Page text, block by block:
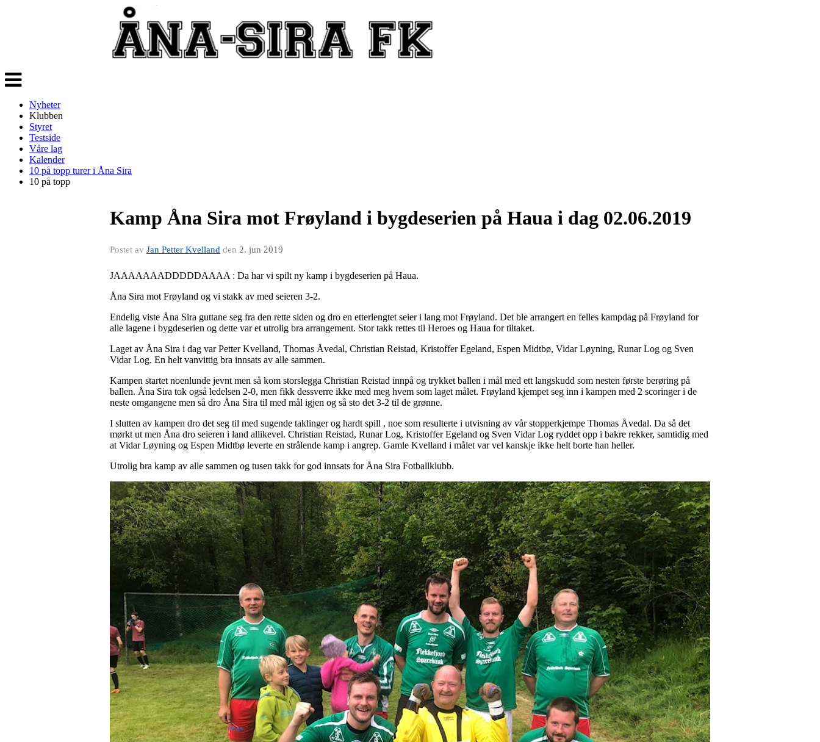
Veksle
navigasjon
Nyheter
Klubben
Styret
Testside
Våre lag
Kalender
10 på topp turer i Åna Sira
10 på topp
Kamp Åna Sira mot Frøyland i bygdeserien på Haua i dag 02.06.2019
Postet av Jan Petter Kvelland den 2. jun 2019
JAAAAAAADDDDDAAAA : Da har vi spilt ny kamp i bygdeserien på Haua.
Åna Sira mot Frøyland og vi stakk av med seieren 3-2.
Endelig viste Åna Sira guttane seg fra den rette siden og dro en etterlengtet seier i lang mot Frøyland. Det ble arrangert en felles kampdag på Frøyland for
alle lagene i bygdeserien og dette var et utrolig bra arrangement. Stor takk rettes til Heroes og Haua for tiltaket.
Laget av Åna Sira i dag var Petter Kvelland, Thomas Åvedal, Christian Reistad, Kristoffer Egeland, Espen Midtbø, Vidar Løyning, Runar Log og Sven
Vidar Log. En helt vanvittig bra innsats av alle sammen.
Kampen startet noenlunde jevnt men så kom storslegga Christian Reistad innpå og trykket ballen i mål med ett langskudd som nesten første berøring på
ballen. Åna Sira tok også ledelsen 2-0, men fikk dessverre ikke med meg hvem som laget målet. Frøyland kjempet seg inn i kampen med 2 scoringer i de
neste omgangene men så dro Åna Sira til med mål igjen og så sto det 3-2 til de grønne.
I slutten av kampen dro det seg til med sugende taklinger og hardt spill , noe som resulterte i utvisning av vår stopperkjempe Thomas Åvedal. Da så det
mørkt ut men Åna dro seieren i land allikevel. Christian Reistad, Runar Log, Kristoffer Egeland og Sven Vidar Log ryddet opp i bakre rekker, samtidig med
at Vidar Løyning og Espen Midtbø leverte en strålende kamp i angrep. Gamle Kvelland i målet var vel kanskje ikke helt borte han heller.
Utrolig bra kamp av alle sammen og tusen takk for god innsats for Åna Sira Fotballklubb.